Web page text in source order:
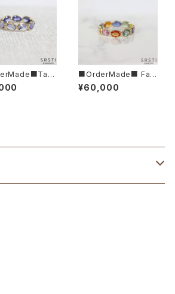
K18/K14 Gol
Ring
■OrderMade■ Fan
cy color Sapphire K
14/K18 Gold Eternity
¥60,000